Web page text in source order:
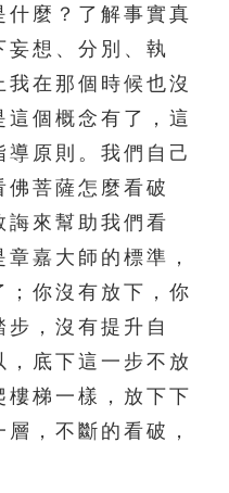
444 445
449 450
454 455
464 465
469 470
474 475
479 480
489 490
494 495
什麼？了解事實真
想、分別、執
在那個時候也沒
個概念有了，這
原則。我們自己
菩薩怎麼看破
誨來幫助我們看
嘉大師的標準，
；你沒有放下，你
，沒有提升自
底下這一步不放
樓梯一樣，放下下
，不斷的看破，